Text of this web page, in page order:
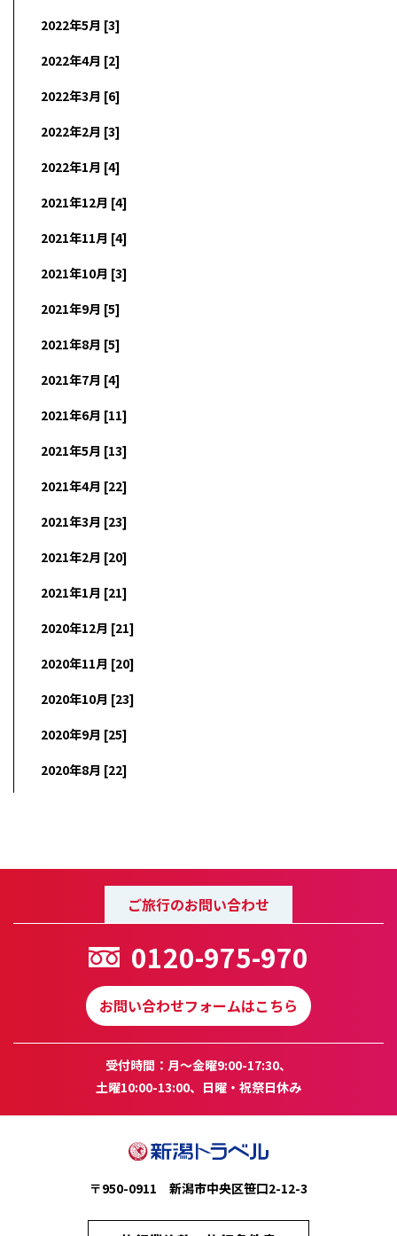
2022年5月 [3]
2022年4月 [2]
2022年3月 [6]
2022年2月 [3]
2022年1月 [4]
2021年12月 [4]
2021年11月 [4]
2021年10月 [3]
2021年9月 [5]
2021年8月 [5]
2021年7月 [4]
2021年6月 [11]
2021年5月 [13]
2021年4月 [22]
2021年3月 [23]
2021年2月 [20]
2021年1月 [21]
2020年12月 [21]
2020年11月 [20]
2020年10月 [23]
2020年9月 [25]
2020年8月 [22]
ご旅行のお問い合わせ
0120-975-970
お問い合わせフォームはこちら
受付時間：月～金曜9:00-17:30、
土曜10:00-13:00、日曜・祝祭日休み
〒950-0911 新潟市中央区笹口2-12-3